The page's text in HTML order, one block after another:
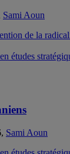
Sami Aoun
Sami Aoun